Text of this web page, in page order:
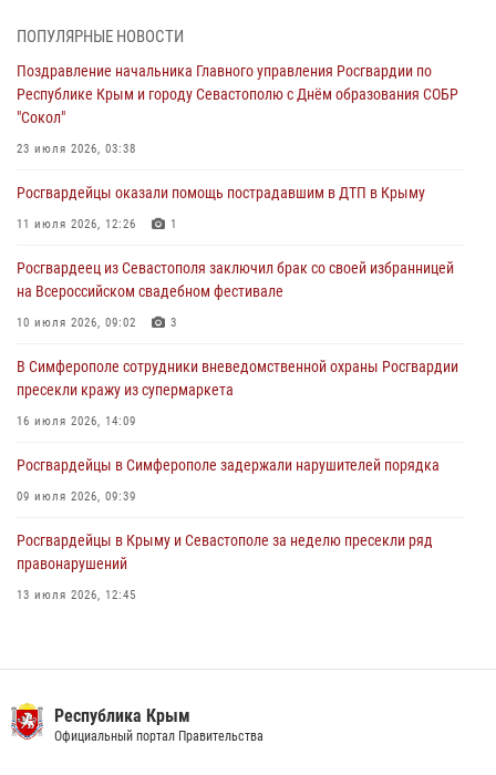
мужчину
Росгвардия в Крыму и Севастополе задержала ряд
правонарушителей
03 августа 2026, 14:08
В Симферополе росгвардейцы задержали гражданина,
подозреваемого в совершении серии краж
Росгвардейцы оперативно задержали нарушителя на охраняемом
объекте в Севастополе
ПОПУЛЯРНЫЕ НОВОСТИ
Поздравление начальника Главного управления Росгвардии по
Республике Крым и городу Севастополю с Днём образования СОБР
"Сокол"
23 июля 2026, 03:38
Росгвардейцы оказали помощь пострадавшим в ДТП в Крыму
11 июля 2026, 12:26 1
Росгвардеец из Севастополя заключил брак со своей избранницей
на Всероссийском свадебном фестивале
10 июля 2026, 09:02 3
В Симферополе сотрудники вневедомственной охраны Росгвардии
пресекли кражу из супермаркета
16 июля 2026, 14:09
Росгвардейцы в Симферополе задержали нарушителей порядка
09 июля 2026, 09:39
Росгвардейцы в Крыму и Севастополе за неделю пресекли ряд
правонарушений
13 июля 2026, 12:45
В Ялте росгвардейцы задержали подозреваемого в краже
Республика Крым
Официальный портал Правительства